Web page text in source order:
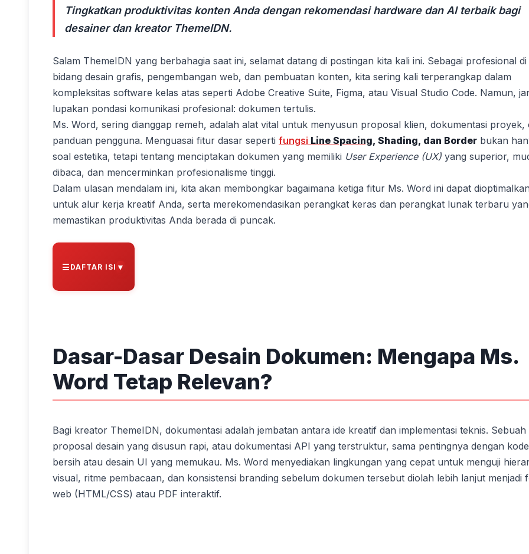
Tingkatkan produktivitas konten Anda dengan rekomendasi hardware dan AI terbaik bagi
desainer dan kreator ThemeIDN.
Salam ThemeIDN yang berbahagia saat ini, selamat datang di postingan kita kali ini. Sebagai profesional di
bidang desain grafis, pengembangan web, dan pembuatan konten, kita sering kali terperangkap dalam
kompleksitas software kelas atas seperti Adobe Creative Suite, Figma, atau Visual Studio Code. Namun,
lupakan pondasi komunikasi profesional: dokumen tertulis.
Ms. Word, sering dianggap remeh, adalah alat vital untuk menyusun proposal klien, dokumentasi proyek,
panduan pengguna. Menguasai fitur dasar seperti fungsi Line Spacing, Shading, dan Border bukan
soal estetika, tetapi tentang menciptakan dokumen yang memiliki User Experience (UX) yang superior,
dibaca, dan mencerminkan profesionalisme tinggi.
Dalam ulasan mendalam ini, kita akan membongkar bagaimana ketiga fitur Ms. Word ini dapat dioptimalkan
untuk alur kerja kreatif Anda, serta merekomendasikan perangkat keras dan perangkat lunak terbaru
memastikan produktivitas Anda berada di puncak.
DAFTAR ISI ▼
Dasar-Dasar Desain Dokumen: Mengapa Ms.
Word Tetap Relevan?
Bagi kreator ThemeIDN, dokumentasi adalah jembatan antara ide kreatif dan implementasi teknis. Sebuah
proposal desain yang disusun rapi, atau dokumentasi API yang terstruktur, sama pentingnya dengan kode
bersih atau desain UI yang memukau. Ms. Word menyediakan lingkungan yang cepat untuk menguji
visual, ritme pembacaan, dan konsistensi branding sebelum dokumen tersebut diolah lebih lanjut menjadi
web (HTML/CSS) atau PDF interaktif.